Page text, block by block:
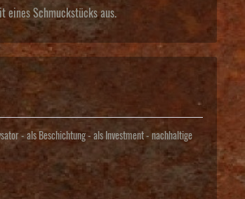
eines Schmuckstücks aus.
- als Beschichtung - als Investment - nachhaltige